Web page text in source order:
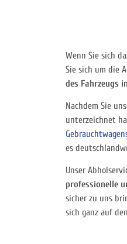
Wenn Sie sich
Sie sich um die
des Fahrzeugs
Nachdem Sie
unterzeichnet
es
Unser
professionelle
sicher zu uns
sich ganz auf